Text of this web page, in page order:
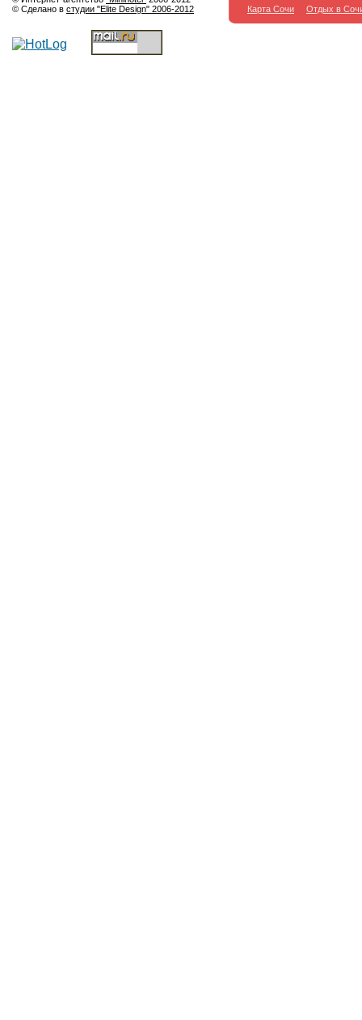
© Сделано в студии "Elite Design" 2006-2012 Карта Сочи Отдых в